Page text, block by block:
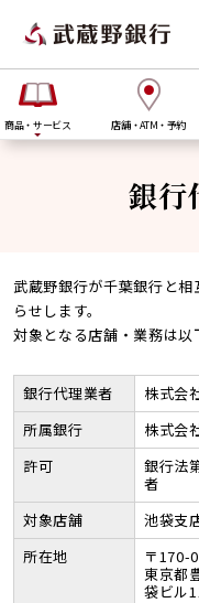
商品・サービス 店舗・ATM・予約
銀行
武蔵野銀行が千葉銀行と
らせします。
対象となる店舗・業務は以
銀行代理業者 株式会
所属銀行
株式会
許可
銀行法
者
対象店舗
池袋支
所在地
〒170-
東京都
袋ビル